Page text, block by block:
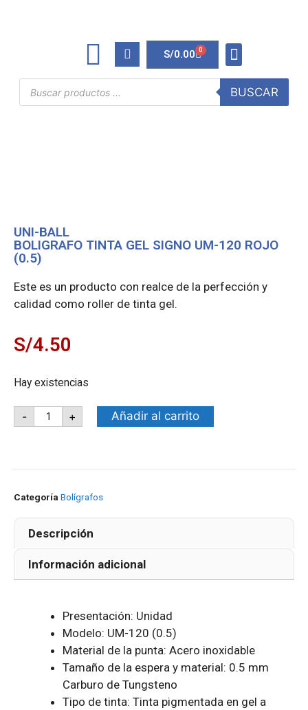
S/0.00 0
BUSCAR
UNI-BALL
BOLIGRAFO TINTA GEL SIGNO UM-120 ROJO
(0.5)
Este es un producto con realce de la perfección y
calidad como roller de tinta gel.
S/4.50
Hay existencias
- + Añadir al carrito
Categoría Bolígrafos
Descripción
Información adicional
Presentación: Unidad
Modelo: UM-120 (0.5)
Material de la punta: Acero inoxidable
Tamaño de la espera y material: 0.5 mm
Carburo de Tungsteno
Tipo de tinta: Tinta pigmentada en gel a